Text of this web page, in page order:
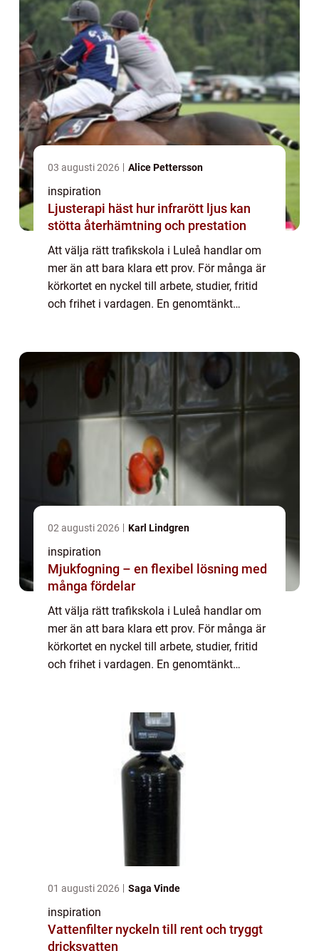
03 augusti 2026 Alice Pettersson
inspiration
Ljusterapi häst hur infrarött ljus kan
stötta återhämtning och prestation
Att välja rätt trafikskola i Luleå handlar om
mer än att bara klara ett prov. För många är
körkortet en nyckel till arbete, studier, fritid
och frihet i vardagen. En genomtänkt
02 augusti 2026 Karl Lindgren
inspiration
Mjukfogning – en flexibel lösning med
många fördelar
Att välja rätt trafikskola i Luleå handlar om
mer än att bara klara ett prov. För många är
körkortet en nyckel till arbete, studier, fritid
och frihet i vardagen. En genomtänkt
01 augusti 2026 Saga Vinde
inspiration
Vattenfilter nyckeln till rent och tryggt
dricksvatten